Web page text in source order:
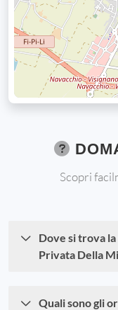
Scopri
Dove si trova
Privata Della
Quali sono gli